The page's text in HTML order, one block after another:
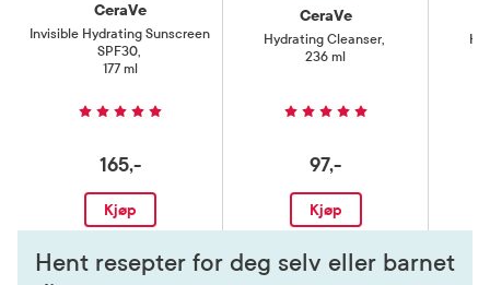
CeraVe
Invisible Hydrating Sunscreen
SPF30,
177 ml
165,-
Kjøp
CeraVe
Hydrating Cleanser,
236 ml
97,-
Kjøp
Hent resepter for deg selv eller barnet